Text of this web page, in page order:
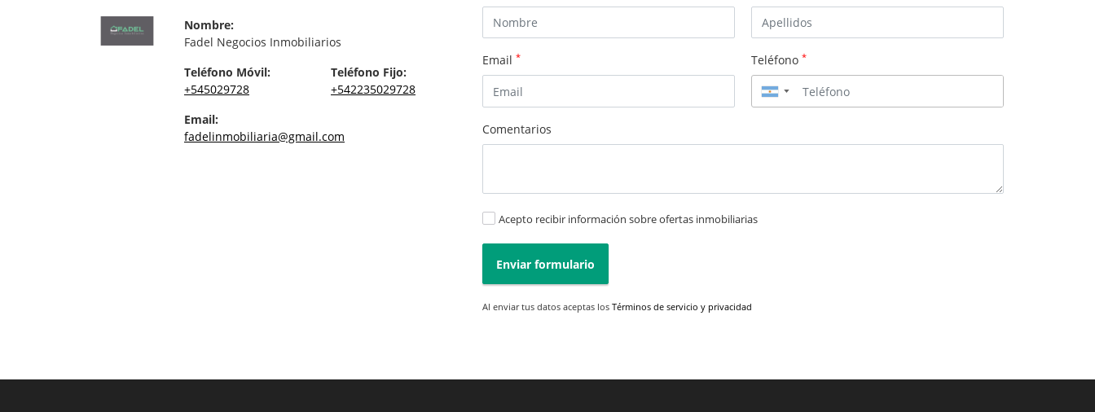
Nombre:
Fadel Negocios Inmobiliarios
Teléfono Móvil:
+545029728
Teléfono Fijo:
+542235029728
Email:
fadelinmobiliaria@gmail.com
Email * Teléfono *
▼
Comentarios
Acepto recibir información sobre ofertas inmobiliarias
Enviar formulario
Al enviar tus datos aceptas los Términos de servicio y privacidad